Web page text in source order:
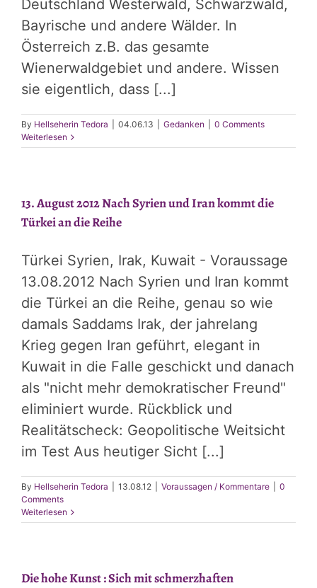
Deutschland Westerwald, Schwarzwald,
Bayrische und andere Wälder. In
Österreich z.B. das gesamte
Wienerwaldgebiet und andere. Wissen
sie eigentlich, dass [...]
By Hellseherin Tedora 04.06.13 Gedanken
0 Comments
Weiterlesen
13. August 2012 Nach Syrien und Iran kommt die
Türkei an die Reihe
Türkei Syrien, Irak, Kuwait - Voraussage
13.08.2012 Nach Syrien und Iran kommt
die Türkei an die Reihe, genau so wie
damals Saddams Irak, der jahrelang
Krieg gegen Iran geführt, elegant in
Kuwait in die Falle geschickt und danach
als "nicht mehr demokratischer Freund"
eliminiert wurde. Rückblick und
Realitätscheck: Geopolitische Weitsicht
im Test Aus heutiger Sicht [...]
By Hellseherin Tedora 13.08.12 Voraussagen / Kommentare
0
Comments
Weiterlesen
Die hohe Kunst : Sich mit schmerzhaften